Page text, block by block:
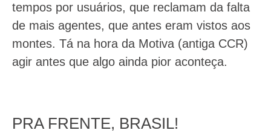
tempos por usuários, que reclamam da falta
de mais agentes, que antes eram vistos aos
montes. Tá na hora da Motiva (antiga CCR)
agir antes que algo ainda pior aconteça.
PRA FRENTE, BRASIL!